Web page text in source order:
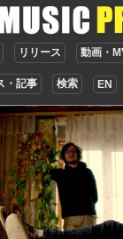
リリース 動画・
・記事 検索 EN